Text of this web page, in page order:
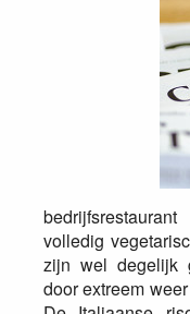
volledig
zijn wel degelijk
door extreem